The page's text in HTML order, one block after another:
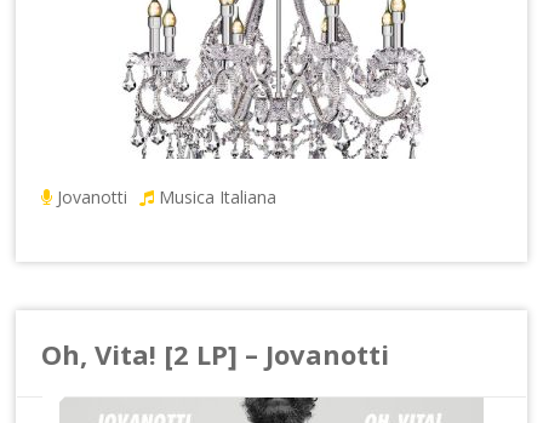
Jovanotti Musica Italiana
Oh, Vita! [2 LP] – Jovanotti